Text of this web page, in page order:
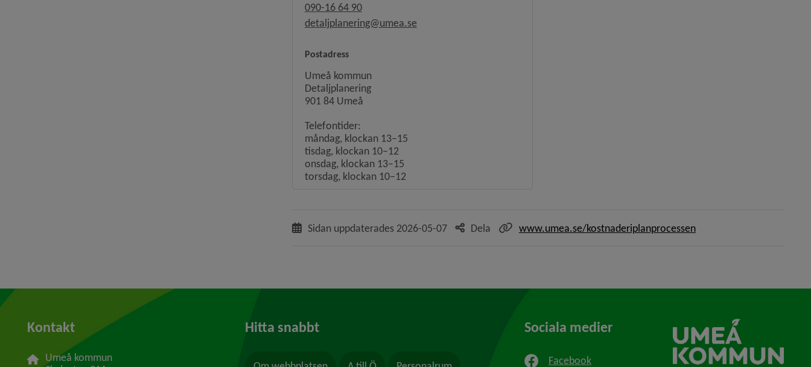
090-16 64 90
detaljplanering@umea.se
Postadress
Umeå kommun
Detaljplanering
901 84 Umeå
Telefontider:
måndag, klockan 13–15
tisdag, klockan 10–12
onsdag, klockan 13–15
torsdag, klockan 10–12
Sidan uppdaterades 2026-05-07 Dela www.umea.se/kostnaderiplanprocessen
Kontakt
Umeå kommun
Hitta snabbt Sociala medier
Facebook